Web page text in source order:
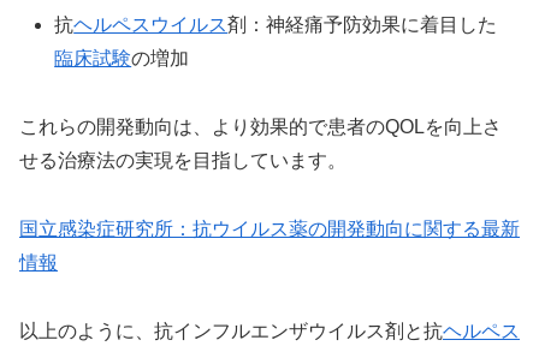
抗ヘルペスウイルス剤：神経痛予防効果に着目した
臨床試験の増加
これらの開発動向は、より効果的で患者のQOLを向上さ
せる治療法の実現を目指しています。
国立感染症研究所：抗ウイルス薬の開発動向に関する最新
情報
以上のように、抗インフルエンザウイルス剤と抗ヘルペス